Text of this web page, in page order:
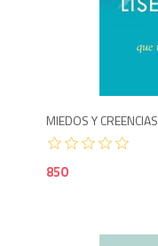
MIEDOS Y CREENCIAS
850